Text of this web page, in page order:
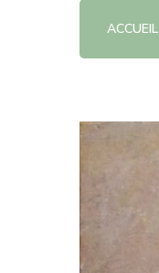
ACCUEIL